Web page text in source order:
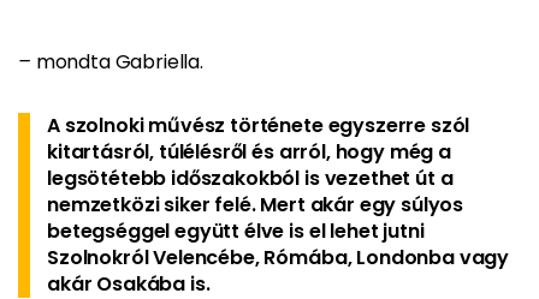
– mondta Gabriella.
A szolnoki művész története egyszerre szól
kitartásról, túlélésről és arról, hogy még a
legsötétebb időszakokból is vezethet út a
nemzetközi siker felé. Mert akár egy súlyos
betegséggel együtt élve is el lehet jutni
Szolnokról Velencébe, Rómába, Londonba vagy
akár Osakába is.